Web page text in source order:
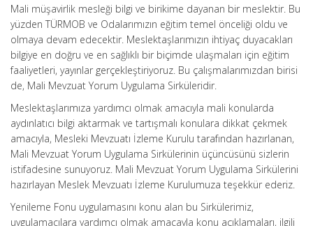
Mali müşavirlik mesleği bilgi ve birikime dayanan bir meslektir. Bu
yüzden TÜRMOB ve Odalarımızın eğitim temel önceliği oldu ve
olmaya devam edecektir. Meslektaşlarımızın ihtiyaç duyacakları
bilgiye en doğru ve en sağlıklı bir biçimde ulaşmaları için eğitim
faaliyetleri, yayınlar gerçekleştiriyoruz. Bu çalışmalarımızdan birisi
de, Mali Mevzuat Yorum Uygulama Sirküleridir.
Meslektaşlarımıza yardımcı olmak amacıyla mali konularda
aydınlatıcı bilgi aktarmak ve tartışmalı konulara dikkat çekmek
amacıyla, Mesleki Mevzuatı İzleme Kurulu tarafından hazırlanan,
Mali Mevzuat Yorum Uygulama Sirkülerinin üçüncüsünü sizlerin
istifadesine sunuyoruz. Mali Mevzuat Yorum Uygulama Sirkülerini
hazırlayan Meslek Mevzuatı İzleme Kurulumuza teşekkür ederiz.
Yenileme Fonu uygulamasını konu alan bu Sirkülerimiz,
uygulamacılara yardımcı olmak amacayla konu açıklamaları, ilgili